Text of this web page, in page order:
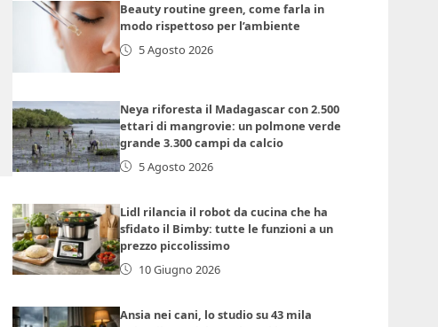
Beauty routine green, come farla in
modo rispettoso per l’ambiente
5 Agosto 2026
Neya riforesta il Madagascar con 2.500
ettari di mangrovie: un polmone verde
grande 3.300 campi da calcio
5 Agosto 2026
Lidl rilancia il robot da cucina che ha
sfidato il Bimby: tutte le funzioni a un
prezzo piccolissimo
10 Giugno 2026
Ansia nei cani, lo studio su 43 mila